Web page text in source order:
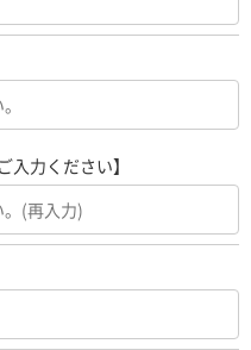
入力ください】